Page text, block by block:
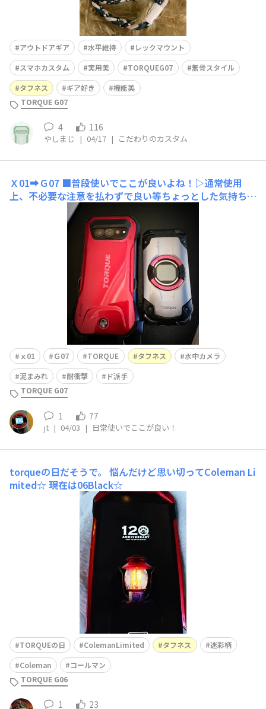
アウトドアギア 水平維持
レックマウント
スマホカスタム
実用美 TORQUEG07
無骨スタイル
タフネス
ギア好き
機能美
TORQUE G07
4 116
やしまじ | 04/17 | こだわりのカスタム
Ｘ01➡Ｇ07 ■普段使いでここが良いよね！▷通常使用
上、不必要な注意を払わずで良い等ちょっとした気持ちの
リソースの使い道が捗る。■ココがお気に入りのデザイ
ン！▷インパクトが大きく存在感がガチっとしてるとこ
ろ。■G07の評価は？(5点満点)▷⭐⭐⭐▷理由：デザイン
や雰囲気以外の評価をまだしていない。■G07を一言で
ⅹ01 Ｇ07 TORQUE タフネス
水中カメラ
泥まみれ
耐衝撃
ド派手
TORQUE G07
1 77
jt | 04/03 | 日常使いでここが良い！
torqueの日だそうで。 悩んだけど思い切ってColeman Li
mited☆ 現在は06Black☆
TORQUEの日 ColemanLimited タフネス
迷彩柄
Coleman
コールマン
TORQUE G06
1 23